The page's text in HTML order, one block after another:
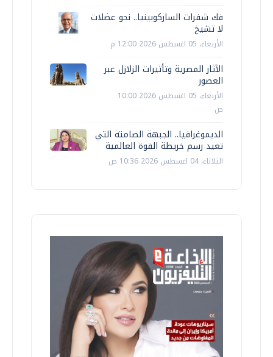
فك شفرات الساركوبينيا.. نحو عضلات
لا تشيخ
الأربعاء، 05 اغسطس 2026 12:00 م
الآثار المصرية وتأثيرات الزلازل عبر
العصور
الأربعاء، 05 اغسطس 2026 10:00
ص
الديموغرافيا.. الجبهة الصامتة التي
تعيد رسم خريطة القوة العالمية
الثلاثاء، 04 اغسطس 2026 10:36 ص